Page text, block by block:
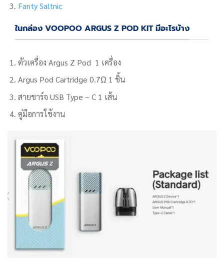
Fanty Saltnic
ในกล่อง VOOPOO ARGUS Z POD KIT มีอะไรบ้าง
ตัวเครื่อง Argus Z Pod 1 เครื่อง
Argus Pod Cartridge 0.7Ω 1 ชิ้น
สายชาร์จ USB Type – C 1 เส้น
คู่มือการใช้งาน